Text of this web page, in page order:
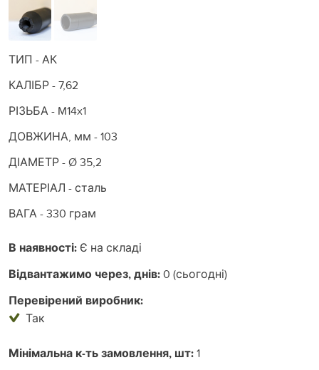
ТИП - АК
КАЛІБР - 7,62
РІЗЬБА - M14x1
ДОВЖИНА, мм - 103
ДІАМЕТР - Ø 35,2
МАТЕРІАЛ - сталь
ВАГА - 330 грам
В наявності: Є на складі
Відвантажимо через, днів:0 (сьогодні)
Перевірений виробник:
Так
Мінімальна к-ть замовлення, шт:1